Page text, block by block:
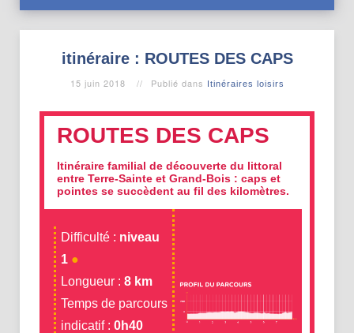
itinéraire : ROUTES DES CAPS
15 juin 2018 Publié dans Itinéraires loisirs
ROUTES DES CAPS
Itinéraire familial de découverte du littoral
entre Terre-Sainte et Grand-Bois : caps et
pointes se succèdent au fil des kilomètres.
Difficulté : niveau
1 ●
Longueur : 8 km
Temps de parcours
indicatif : 0h40